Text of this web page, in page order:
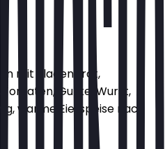
mit Fladenbrot,
Tomaten, Gurke, Wurst,
warme Eierspeise nach